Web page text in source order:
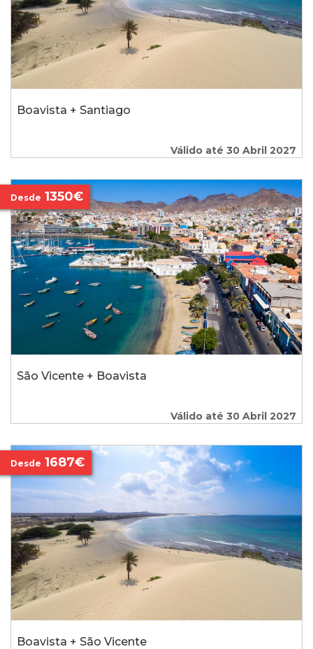
Boavista + Santiago
Válido até 30 Abril 2027
São Vicente + Boavista
Válido até 30 Abril 2027
Desde 1350€
Boavista + São Vicente
Desde 1687€